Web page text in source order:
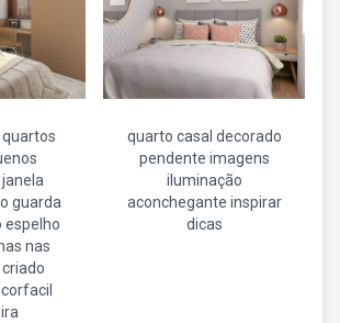
guarda
nas
quarto casal decorado
pendente imagens
iluminação
aconchegante inspirar
dicas